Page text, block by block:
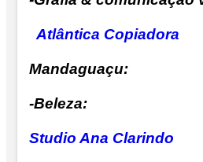
Atlântica Copiadora
Mandaguaçu:
-Beleza:
Studio Ana Clarindo